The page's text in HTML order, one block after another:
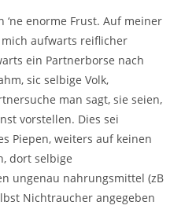
‘ne enorme Frust. Auf meiner
aufwarts reiflicher
ein Partnerborse nach
sic selbige Volk,
man sagt, sie seien,
vorstellen. Dies sei
Piepen, weiters auf keinen
dort selbige
ungenau nahrungsmittel (zB
Nichtraucher angegeben